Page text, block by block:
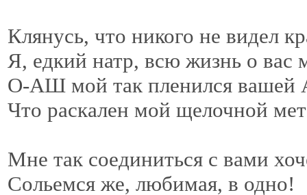
Клянусь, что никого не видел
Я, едкий натр, всю жизнь о вас
О-АШ мой так пленился
Что раскален мой щелочной
Мне так соединиться с вами
Сольемся же, любимая, в одно!